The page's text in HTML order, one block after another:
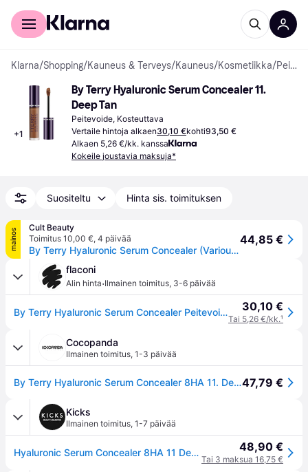
Kuluttajille
Klarna/Shopping/Kauneus & Terveys/Kauneus/Kosmetiikka/ Peitevoiteet
+1
By Terry Hyaluronic Serum Concealer 11.
Deep Tan
Peitevoide, Kosteuttava
Vertaile hintoja alkaen30,10 €kohti93,50 €
Alkaen 5,26 €/kk. kanssa
Kokeile joustavia maksuja*
Suositeltu Hinta sis. toimituksen
mainos
Cult Beauty
Toimitus 10,00 €, 4 päivää
By Terry Hyaluronic Serum Concealer (Various Shades) - 11. Deep Tan
44,85 €
flaconi
Alin hinta·Ilmainen toimitus, 3-6 päivää
By Terry Hyaluronic Serum Concealer Peitevoide - Ruskea 30,10 €
Tai 5,26 €/kk.¹
Cocopanda
Ilmainen toimitus, 1-3 päivää
By Terry Hyaluronic Serum Concealer 8HA 11. Deep Tan 5,2ml47,79 €
Kicks
Ilmainen toimitus, 1-7 päivää
Hyaluronic Serum Concealer 8HA 11 Deep Tan 48,90 €
Tai 3 maksua 16,75 €